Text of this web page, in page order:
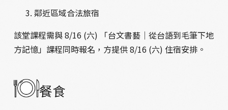
鄰近區域合法旅宿
該堂課程需與 8/16 (六) 「台文書藝｜從台語到毛筆下地
方記憶」課程同時報名，方提供 8/16 (六) 住宿安排。
餐食